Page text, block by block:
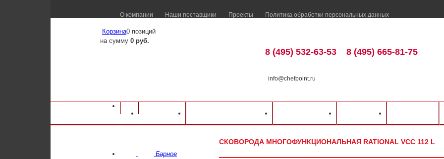
О компании Наши поставщики Проекты Политика обработки персональных данных
Корзина0 позиций
на сумму 0 руб.
8 (495) 532-63-53
info@chefpoint.ru
8 (495) 665-81-75
Оборудование для ресторанов и кафе
СКОВОРОДА МНОГОФУНКЦИОНАЛЬНАЯ RATIONAL VCC 112 L
Барное